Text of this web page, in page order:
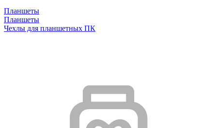
Планшеты
Планшеты
Чехлы для планшетных ПК